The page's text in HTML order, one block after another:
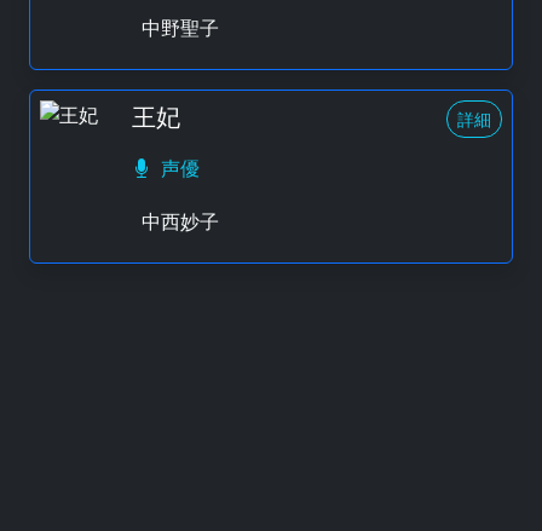
中野聖子
王妃 詳細
声優
中西妙子